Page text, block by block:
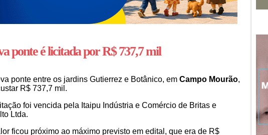
ponte é licitada por R$ 737,7 mil
ponte entre os jardins Gutierrez e Botânico, em Campo Mourão,
R$ 737,7 mil.
foi vencida pela Itaipu Indústria e Comércio de Britas e
Ltda.
ficou próximo ao máximo previsto em edital, que era de R$